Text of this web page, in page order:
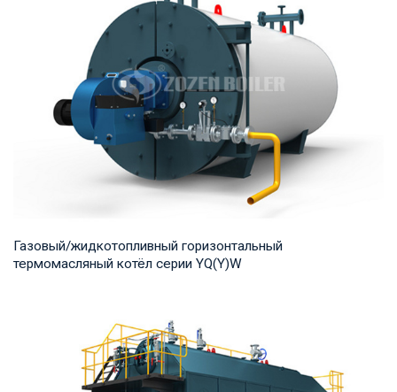
Газовый/жидкотопливный горизонтальный
термомасляный котёл серии YQ(Y)W